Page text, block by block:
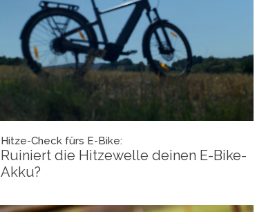
Hitze-Check fürs E-Bike:
Ruiniert die Hitzewelle deinen E-Bike-
Akku?